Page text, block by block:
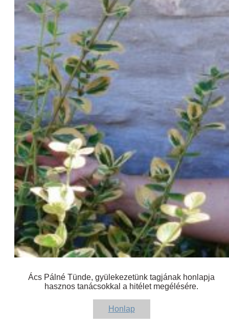
Ács Pálné Tünde, gyülekezetünk tagjának honlapja
hasznos tanácsokkal a hitélet megélésére.
Honlap